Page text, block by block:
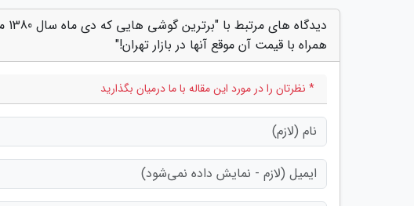
همراه با قیمت آن موقع آنها در بازار تهران!"
* نظرتان را در مورد این مقاله با ما درمیان بگذارید